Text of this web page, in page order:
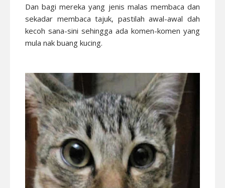
Dan bagi mereka yang jenis malas membaca dan
sekadar membaca tajuk, pastilah awal-awal dah
kecoh sana-sini sehingga ada komen-komen yang
mula nak buang kucing.